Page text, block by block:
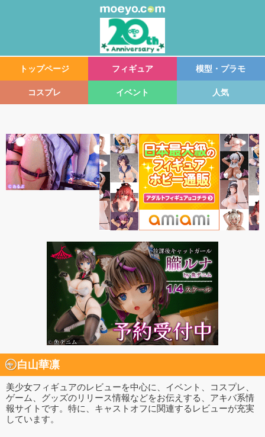
トップページ フィギュア 模型・プラモ
コスプレ イベント 人気
白山華凛
美少女フィギュアのレビューを中心に、イベント、コスプレ、
ゲーム、グッズのリリース情報などをお伝えする、アキバ系情
報サイトです。特に、キャストオフに関連するレビューが充実
しています。